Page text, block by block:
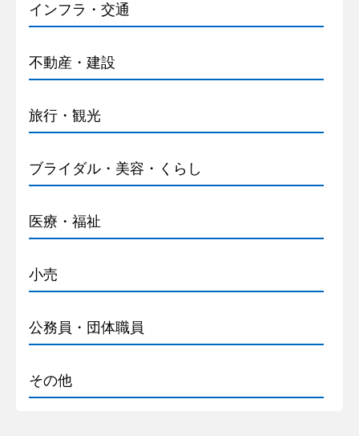
インフラ・交通
不動産・建設
旅行・観光
ブライダル・美容・くらし
医療・福祉
小売
公務員・団体職員
その他